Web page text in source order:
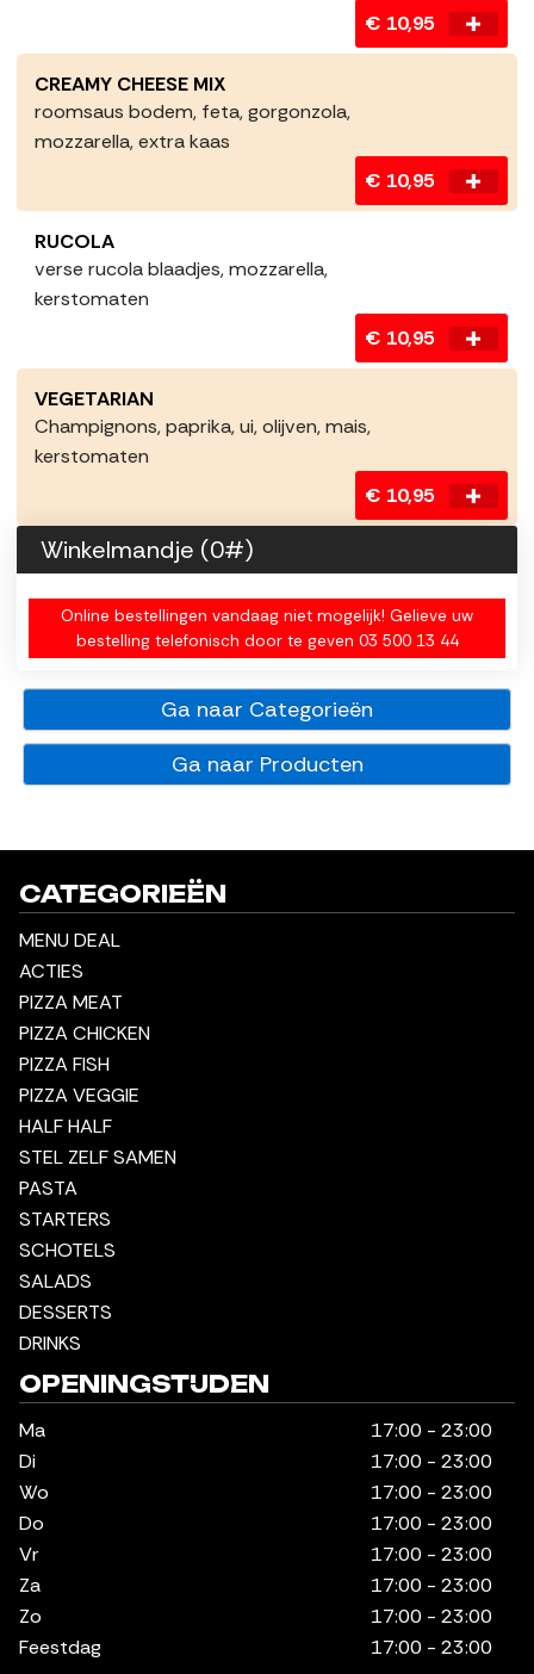
€ 10,95
CREAMY CHEESE MIX
roomsaus bodem, feta, gorgonzola,
mozzarella, extra kaas
€ 10,95
RUCOLA
verse rucola blaadjes, mozzarella,
kerstomaten
€ 10,95
VEGETARIAN
Champignons, paprika, ui, olijven, mais,
kerstomaten
€ 10,95
Winkelmandje (0#)
Online bestellingen vandaag niet mogelijk! Gelieve uw
bestelling telefonisch door te geven 03 500 13 44
Ga naar Categorieën
Ga naar Producten
CATEGORIEËN
MENU DEAL
ACTIES
PIZZA MEAT
PIZZA CHICKEN
PIZZA FISH
PIZZA VEGGIE
HALF HALF
STEL ZELF SAMEN
PASTA
STARTERS
SCHOTELS
SALADS
DESSERTS
DRINKS
OPENINGSTIJDEN
Ma
17:00 - 23:00
Di
17:00 - 23:00
Wo
17:00 - 23:00
Do
17:00 - 23:00
Vr
17:00 - 23:00
Za
17:00 - 23:00
Zo
17:00 - 23:00
Feestdag
17:00 - 23:00